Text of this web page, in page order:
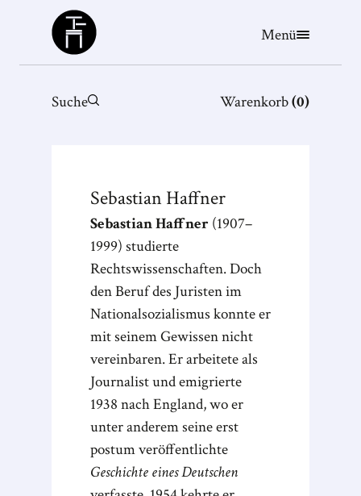
Büchergilde
Menü
Suche Warenkorb(0)
SebastianHaffner
Sebastian Haffner (1907–
1999) studierte
Rechtswissenschaften. Doch
den Beruf des Juristen im
Nationalsozialismus konnte er
mit seinem Gewissen nicht
vereinbaren. Er arbeitete als
Journalist und emigrierte
1938 nach England, wo er
unter anderem seine erst
postum veröffentlichte
Geschichte eines Deutschen